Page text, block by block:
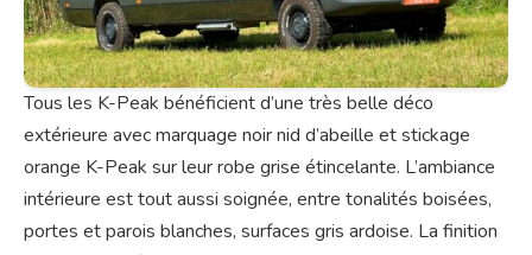
Tous les K-Peak bénéficient d’une très belle déco
extérieure avec marquage noir nid d’abeille et stickage
orange K-Peak sur leur robe grise étincelante. L’ambiance
intérieure est tout aussi soignée, entre tonalités boisées,
portes et parois blanches, surfaces gris ardoise. La finition